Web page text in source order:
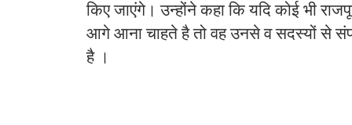
किए जाएंगे। उन्होंने कहा कि यदि कोई भी
आगे आना चाहते है तो वह उनसे व सदस्यों से
है ।